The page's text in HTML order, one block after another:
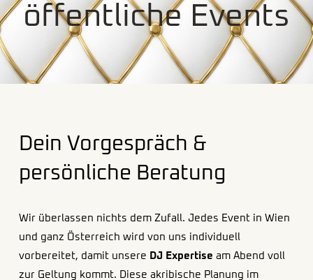
öffentliche Events
Dein Vorgespräch &
persönliche Beratung
Wir überlassen nichts dem Zufall. Jedes Event in Wien
und ganz Österreich wird von uns individuell
vorbereitet, damit unsere DJ Expertise am Abend voll
zur Geltung kommt. Diese akribische Planung im